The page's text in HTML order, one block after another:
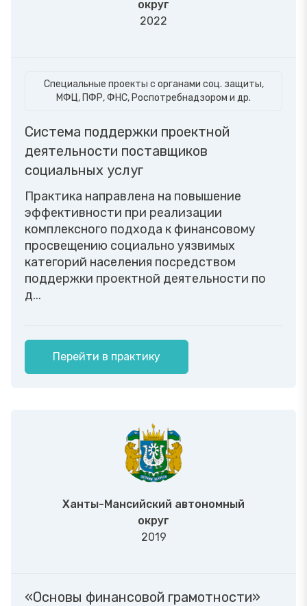
округ
2022
Специальные проекты с органами соц. защиты,
МФЦ, ПФР, ФНС, Роспотребнадзором и др.
Система поддержки проектной
деятельности поставщиков
социальных услуг
Практика направлена на повышение
эффективности при реализации
комплексного подхода к финансовому
просвещению социально уязвимых
категорий населения посредством
поддержки проектной деятельности по
д...
Перейти в практику
Ханты-Мансийский автономный
округ
2019
«Основы финансовой грамотности»